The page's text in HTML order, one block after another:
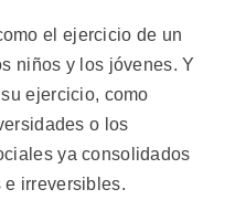
el ejercicio de un
niños y los jóvenes. Y
ejercicio, como
o los
ya consolidados
e irreversibles.